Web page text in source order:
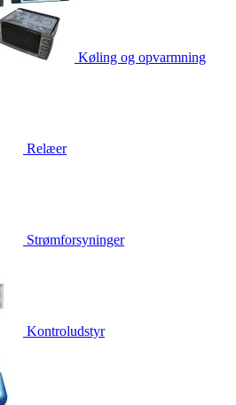
Køling og opvarmning
Relæer
Strømforsyninger
Kontroludstyr